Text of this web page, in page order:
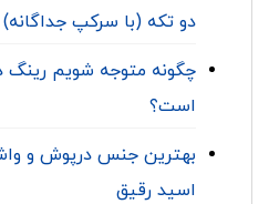
دو تکه (با سرکپ جداگانه)
چگونه متوجه شویم رینگ
است؟
بهترین جنس درپوش و
اسید رقیق